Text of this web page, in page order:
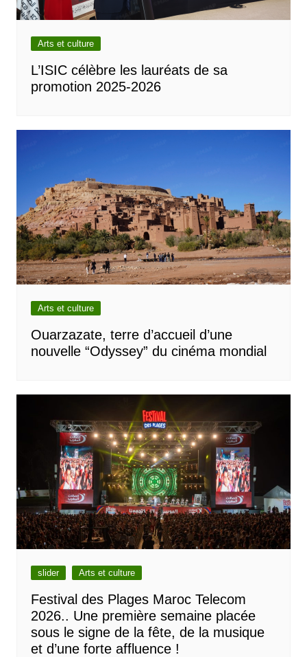
Arts et culture
L’ISIC célèbre les lauréats de sa
promotion 2025-2026
Arts et culture
Ouarzazate, terre d’accueil d’une
nouvelle “Odyssey” du cinéma mondial
slider Arts et culture
Festival des Plages Maroc Telecom
2026.. Une première semaine placée
sous le signe de la fête, de la musique
et d’une forte affluence !